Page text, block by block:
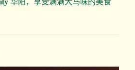
华阳，享受满满大马味的美食